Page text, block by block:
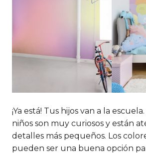
¡Ya está! Tus hijos van a la
niños son muy curiosos y están
detalles más pequeños. Los
pueden ser una buena opción